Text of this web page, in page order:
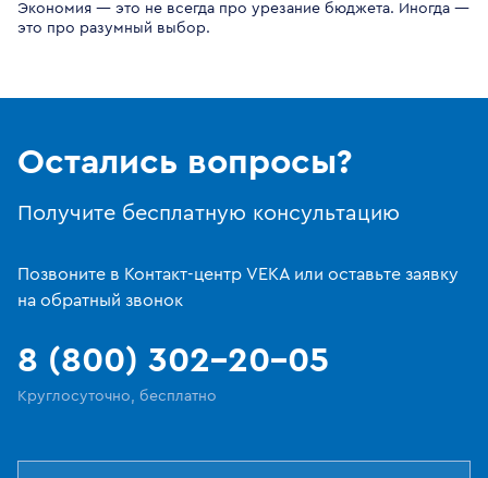
Экономия — это не всегда про урезание бюджета. Иногда —
это про разумный выбор.
Остались вопросы?
Получите бесплатную консультацию
Позвоните в Контакт-центр VEKA или оставьте заявку
на обратный звонок
8 (800) 302-20-05
Круглосуточно, бесплатно